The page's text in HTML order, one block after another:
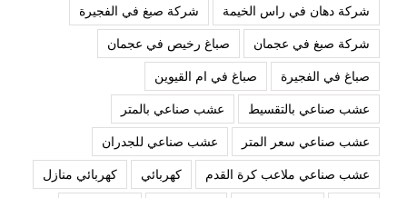
شركة دهان في راس الخيمة
شركة صبغ في الفجيرة
شركة صبغ في عجمان
صباغ رخيص في عجمان
صباغ في الفجيرة
صباغ في ام القيوين
عشب صناعي بالتقسيط
عشب صناعي بالمتر
عشب صناعي سعر المتر
عشب صناعي للجدران
عشب صناعي ملاعب كرة القدم
كهربائي
كهربائي منازل